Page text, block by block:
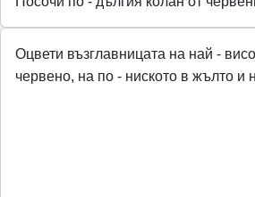
Оцвети възглавницата на най -
червено, на по - ниското в жълто и